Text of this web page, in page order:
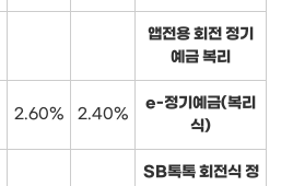
앱전용 회전 정기
예금 복리
2.60% 2.40%
e-정기예금(복리
식)
SB톡톡 회전식 정